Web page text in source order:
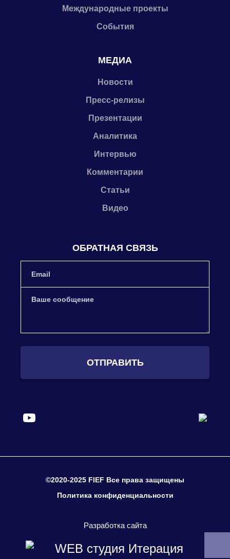
Международные проекты
События
МЕДИА
Новости
Пресс-релизы
Презентации
Аналитика
Интервью
Комментарии
Статьи
Видео
ОБРАТНАЯ СВЯЗЬ
ОТПРАВИТЬ
©2020-2025 FIEF Все права защищены
Политика конфиденциальности
Разработка сайта